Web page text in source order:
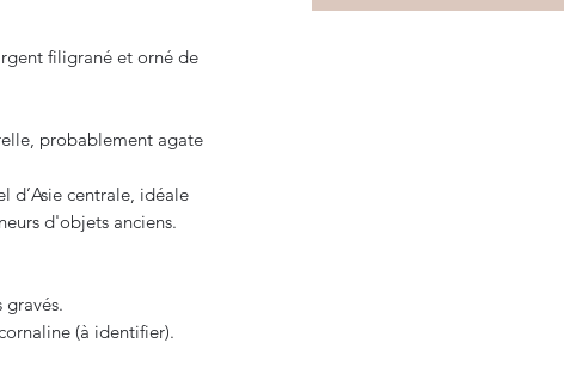
filigrané et orné de
probablement agate
d’Asie centrale, idéale
d'objets anciens.
(à identifier).